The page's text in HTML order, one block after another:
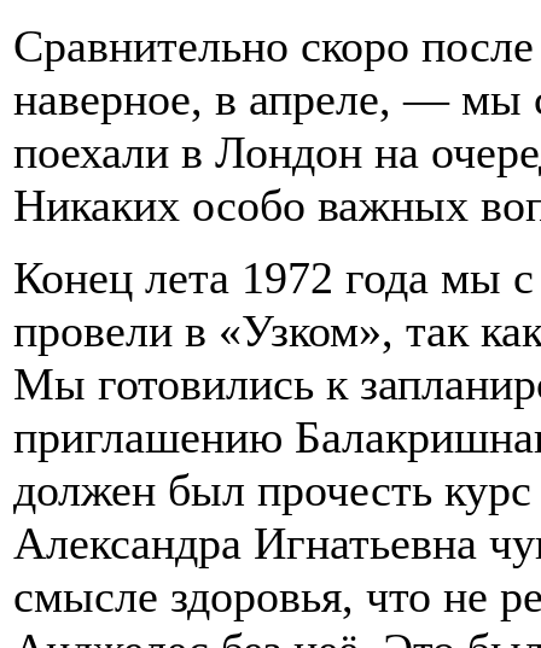
Сравнительно скоро
наверное, в апреле, — мы
поехали в Лондон на
Никаких особо важных
Конец лета 1972 года мы
провели в «Узком», так
Мы готовились к
приглашению
должен был прочесть
Александра Игнатьевна
смысле здоровья, что не